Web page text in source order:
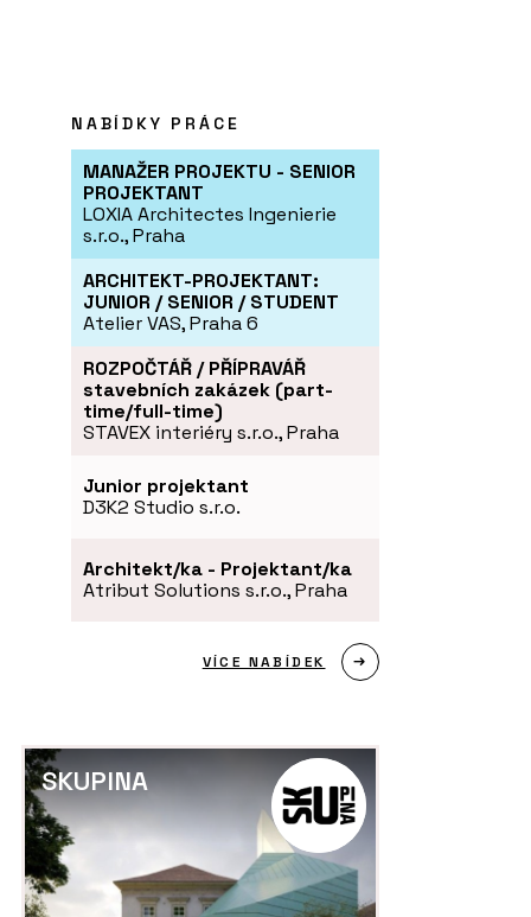
Kolem kamen
ČLÁNKY
Na největším světovém veletrhu
udržitelného vytápění Progetto
Fuoco byli i čeští kamnáři
NABÍDKY PRÁCE
MANAŽER PROJEKTU - SENIOR
PROJEKTANT
LOXIA Architectes Ingenierie
s.r.o., Praha
ARCHITEKT-PROJEKTANT:
JUNIOR / SENIOR / STUDENT
Atelier VAS, Praha 6
ROZPOČTÁŘ / PŘÍPRAVÁŘ
stavebních zakázek (part-
time/full-time)
STAVEX interiéry s.r.o., Praha
Junior projektant
D3K2 Studio s.r.o.
Architekt/ka - Projektant/ka
Atribut Solutions s.r.o., Praha
VÍCE NABÍDEK
SKUPINA